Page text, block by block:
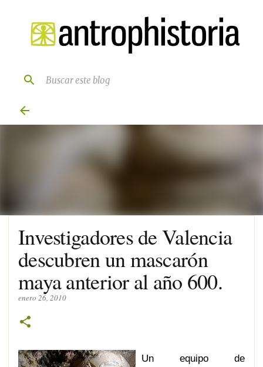
Ir al contenido principal
Investigadores de Valencia
descubren un mascarón
maya anterior al año 600.
enero 26, 2010
Un equipo de